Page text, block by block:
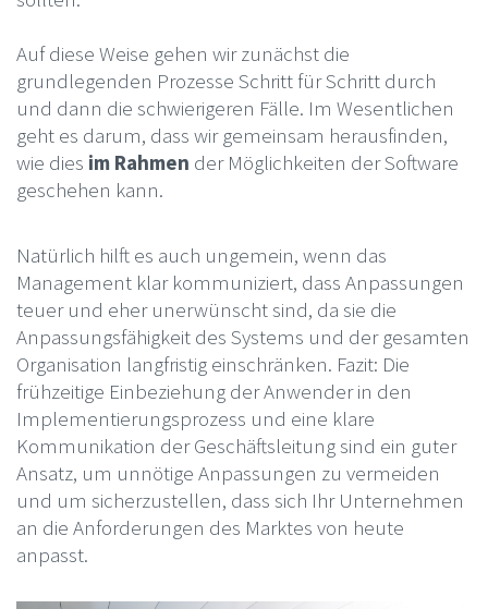
Auf diese Weise gehen wir zunächst die
grundlegenden Prozesse Schritt für Schritt durch
und dann die schwierigeren Fälle. Im Wesentlichen
geht es darum, dass wir gemeinsam herausfinden,
wie dies im Rahmen der Möglichkeiten der Software
geschehen kann.
Natürlich hilft es auch ungemein, wenn das
Management klar kommuniziert, dass Anpassungen
teuer und eher unerwünscht sind, da sie die
Anpassungsfähigkeit des Systems und der gesamten
Organisation langfristig einschränken. Fazit: Die
frühzeitige Einbeziehung der Anwender in den
Implementierungsprozess und eine klare
Kommunikation der Geschäftsleitung sind ein guter
Ansatz, um unnötige Anpassungen zu vermeiden
und um sicherzustellen, dass sich Ihr Unternehmen
an die Anforderungen des Marktes von heute
anpasst.